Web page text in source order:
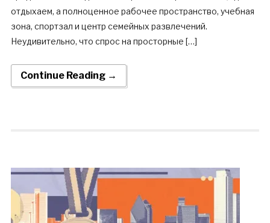
отдыхаем, а полноценное рабочее пространство, учебная
зона, спортзал и центр семейных развлечений.
Неудивительно, что спрос на просторные […]
Continue Reading →